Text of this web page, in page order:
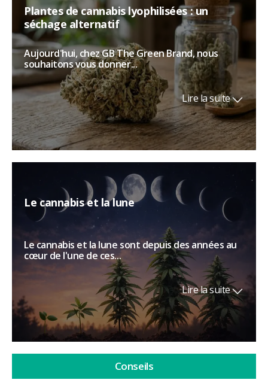
Plantes de cannabis lyophilisées : un
séchage alternatif
Aujourd'hui, chez GB The Green Brand, nous
souhaitons vous donner...
Lire la suite
Le cannabis et la lune
Le cannabis et la lune sont depuis des années au
cœur de l'une de ces...
Lire la suite
Conseils